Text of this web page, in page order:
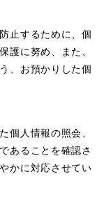
止するために、個
護に努め、また、
、お預かりした個
個人情報の照会、
あることを確認さ
かに対応させてい